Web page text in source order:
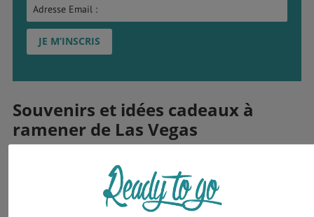
Souvenirs et idées cadeaux à
ramener de Las Vegas
une expérience des plus agréables. Autant en faire profiter
vos amis et proches !